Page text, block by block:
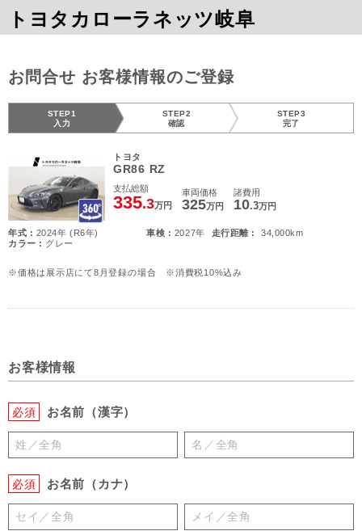
トヨタカローラネッツ岐阜
お問合せ お客様情報のご登録
STEP1
入力
STEP2
確認
STEP3
完了
トヨタ
GR86 RZ
支払総額
335.3万円
車両価格
325万円
諸費用
10.3万円
年式 : 2024年 (R6年) 車検 : 2027年 走行距離 :
34,000km
カラー : グレー
※価格は展示店にて8月登録の場合 ※消費税10%込み
お客様情報
必須 お名前（漢字）
必須 お名前（カナ）